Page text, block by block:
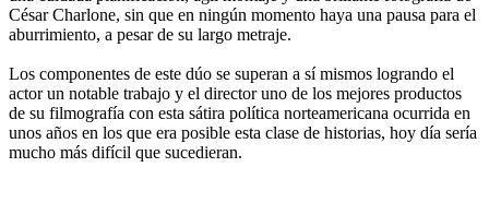
César Charlone, sin que en ningún momento haya una pausa para el
aburrimiento, a pesar de su largo metraje.
Los componentes de este dúo se superan a sí mismos logrando el
actor un notable trabajo y el director uno de los mejores productos
de su filmografía con esta sátira política norteamericana ocurrida en
unos años en los que era posible esta clase de historias, hoy día sería
mucho más difícil que sucedieran.